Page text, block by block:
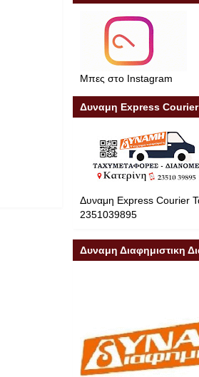
Μπες στο Instagram
Δυναμη Express
Δυναμη Express Courier
2351039895
Δυναμη Διαφημιστικη